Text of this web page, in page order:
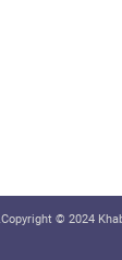
Copyright © 2024